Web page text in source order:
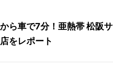
ら車で7分！亜熱帯 松阪サ
をレポート